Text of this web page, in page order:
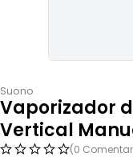
Suono
Vaporizador
Vertical
(0